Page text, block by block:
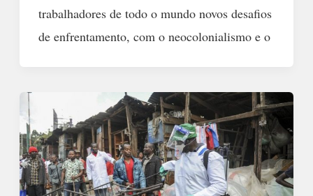
trabalhadores de todo o mundo novos desafios
de enfrentamento, com o neocolonialismo e o